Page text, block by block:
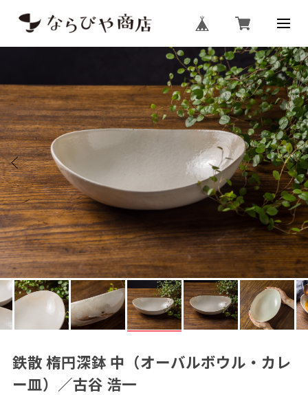
鉄散 楕円深鉢 中（オーバルボウル・カレ
ー皿）／古谷 浩一